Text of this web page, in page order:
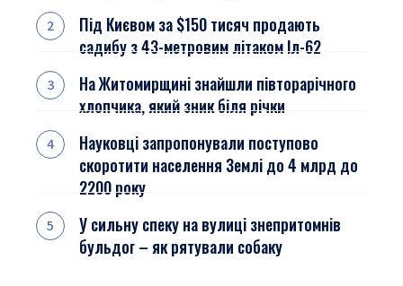
Під Києвом за $150 тисяч продають
садибу з 43-метровим літаком Іл-62
На Житомирщині знайшли півторарічного
хлопчика, який зник біля річки
Науковці запропонували поступово
скоротити населення Землі до 4 млрд до
2200 року
У сильну спеку на вулиці знепритомнів
бульдог – як рятували собаку